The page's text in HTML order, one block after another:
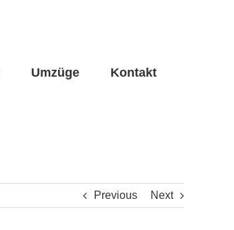
Umzüge Kontakt
Previous Next